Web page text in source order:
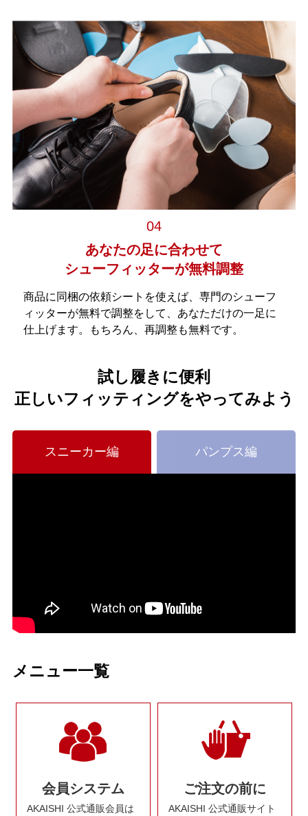
04
あなたの足に合わせて
シューフィッターが無料調整
商品に同梱の依頼シートを使えば、専門のシューフ
ィッターが無料で調整をして、あなただけの一足に
仕上げます。もちろん、再調整も無料です。
試し履きに便利
正しいフィッティングをやってみよう
スニーカー編 パンプス編
メニュー一覧
会員システム
AKAISHI 公式通販会員は
ご注文の前に
AKAISHI 公式通販サイト